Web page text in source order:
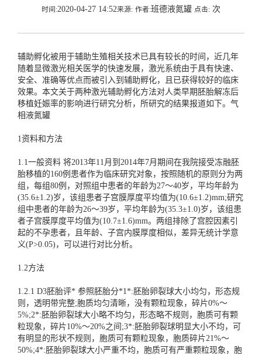
时间:2020-04-27 14:52来源: 作者:班德液氮罐 点击: 次
辅助孵化被用于辅助生殖相关技术已具有较长的时间，近几年
随着显微激光相关医学的快速发展，激光系统由于具有快速、
安全、准确等优点而被引入到辅助孵化，且已获得较好的临床
效果。本文关于两种激光辅助孵化方法对人类早期胚胎解冻后
移植妊娠率的影响进行研究分析，所研究的结果报道如下。 气
相液氮罐
1资料和方法
1.1一般资料 将2013年11月到2014年7月期间在我院接受冻融胚
胎移植的160例患者作为临床研究对象，按照随机的原则分为两
组，每组80例，对照组中患者的年龄为27～40岁，平均年龄为
(35.6±1.2)岁，该组患者子宫膜厚度平均值为(10.6±1.2)mm;研究
组中患者的年龄为26～39岁，平均年龄为(35.3±1.0)岁，该组患
者子宫膜厚度平均值为(10.7±1.6)mm。两组排除了宫腔因素引
起的不孕患者，且年龄、子宫内膜厚度相似，差异无统计学意
义(P>0.05)，可以进行对比分析。
1.2方法
1.2.1 D3胚胎评* 参照胚胎分*1*:胚胎卵裂球大小均匀，形态规
则，透明带完整;胞质均匀清晰，没有颗粒现象，碎片0%～
5%;2*:胚胎卵裂球大小略不均匀，形态略不规则，胞质可有颗
粒现象，碎片10%～20%之间;3*:胚胎卵裂球明显大小不均，可
有明显的形状不规则，胞质可有颗粒现象，胞质碎片21%～
50%;4*:胚胎卵裂球大小严重不均，胞质可有严重颗粒现象，胞